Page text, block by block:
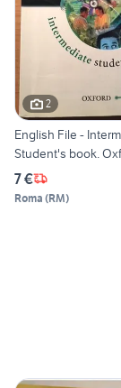
2
English File -
Student's book.
7 €
Roma (RM)